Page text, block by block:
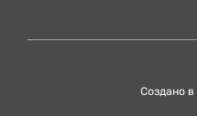
Создано в